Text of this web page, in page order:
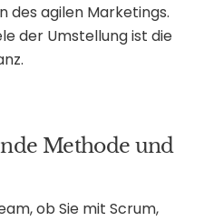
des agilen Marketings.
der Umstellung ist die
Methode und
ob Sie mit Scrum,